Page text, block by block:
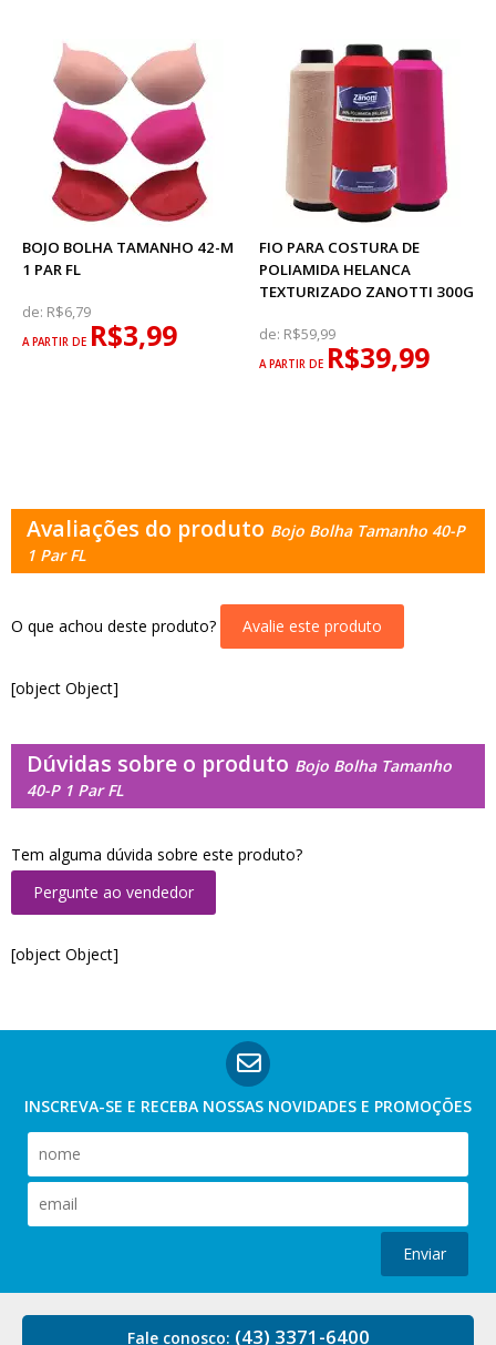
BOJO BOLHA TAMANHO 42-M
1 PAR FL
de: R$6,79
A PARTIR DE R$3,99
FIO PARA COSTURA DE
POLIAMIDA HELANCA
TEXTURIZADO ZANOTTI 300G
de: R$59,99
A PARTIR DE R$39,99
Avaliações do produto Bojo Bolha Tamanho 40-P
1 Par FL
O que achou deste produto? Avalie este produto
[object Object]
Dúvidas sobre o produto Bojo Bolha Tamanho
40-P 1 Par FL
Tem alguma dúvida sobre este produto?
Pergunte ao vendedor
[object Object]
INSCREVA-SE E RECEBA NOSSAS NOVIDADES E PROMOÇÕES
Enviar
Fale conosco: (43) 3371-6400